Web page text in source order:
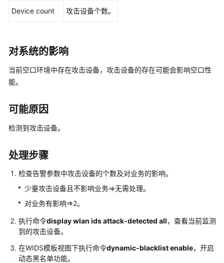
APP
乾
坤-
共
作
华
乾
坤-
MSP
操
作
更
多
Device count 攻击设备个数。
对系统的影响
当前空口环境中存在攻击设备，攻击设备的存在可能会影响空口性
能。
可能原因
检测到攻击设备。
处理步骤
检查告警参数中攻击设备的个数及对业务的影响。
少量攻击设备且不影响业务=>无需处理。
对业务有影响=>2。
执行命令display wlan ids attack-detected all，查看当前监测
到的攻击设备。
在WIDS模板视图下执行命令dynamic-blacklist enable，开启
动态黑名单功能。